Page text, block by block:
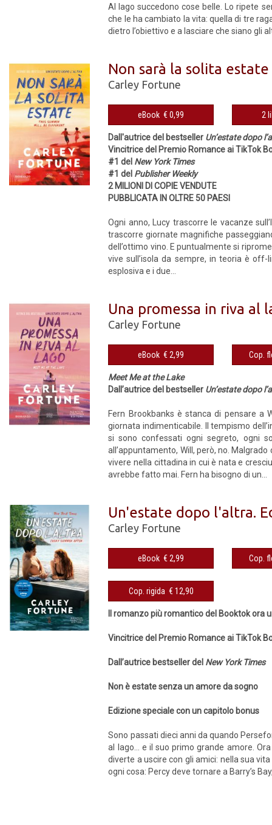
Al lago succedono cose belle. Lo ripete
che le ha cambiato la vita: quella di tre
dietro l’obiettivo e a lasciare che siano gli
Non sarà la solita estate
Carley Fortune
eBook € 0,99 2
Dall'autrice del bestseller Un’estate dopo
Vincitrice del Premio Romance ai TikTok
#1 del New York Times
#1 del Publisher Weekly
2 MILIONI DI COPIE VENDUTE
PUBBLICATA IN OLTRE 50 PAESI
Ogni anno, Lucy trascorre le vacanze
trascorre giornate magnifiche
dell’ottimo vino. E puntualmente si
vive sull’isola da sempre, in teoria è
esplosiva e i due...
Una promessa in riva al
Carley Fortune
eBook € 2,99
Meet Me at the Lake
Dall’autrice del bestseller Un’estate dopo
Fern Brookbanks è stanca di pensare a
giornata indimenticabile. Il tempismo
si sono confessati ogni segreto, ogni
all’appuntamento, Will, però, no.
vivere nella cittadina in cui è nata e
avrebbe fatto mai. Fern ha bisogno di un...
Un'estate dopo l'altra.
Carley Fortune
eBook € 2,99
Cop. rigida € 12,90
Il romanzo più romantico del Booktok ora
Vincitrice del Premio Romance ai TikTok
Dall’autrice bestseller del New York Times
Non è estate senza un amore da sogno
Edizione speciale con un capitolo bonus
Sono passati dieci anni da quando
al lago... e il suo primo grande amore.
diverte a uscire con gli amici: nella sua
ogni cosa: Percy deve tornare a Barry’s